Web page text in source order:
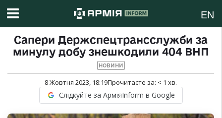
EN
Сапери Держспецтрансслужби за
минулу добу знешкодили 404 ВНП
НОВИНИ
8 Жовтня 2023, 18:19Прочитаєте за: < 1 хв.
Слідкуйте за АрміяInform в Google